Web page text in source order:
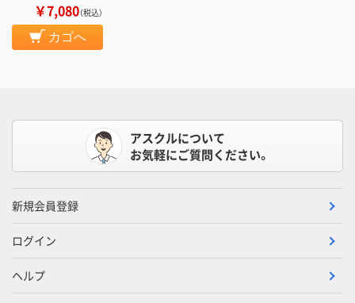
￥7,080（税込）
カゴへ
アスクルについて
お気軽にご質問ください。
新規会員登録
ログイン
ヘルプ